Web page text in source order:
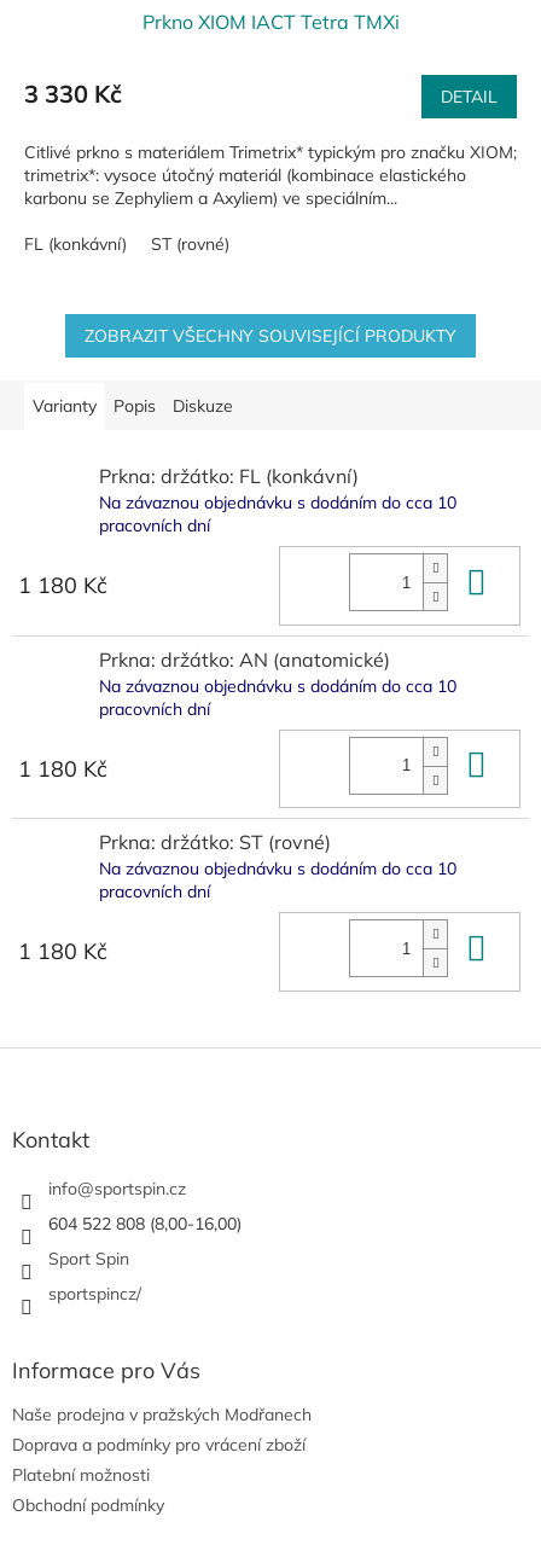
Prkno XIOM IACT Tetra TMXi
3 330 Kč DETAIL
Citlivé prkno s materiálem Trimetrix* typickým pro značku XIOM;
trimetrix*: vysoce útočný materiál (kombinace elastického
karbonu se Zephyliem a Axyliem) ve speciálním...
FL (konkávní) ST (rovné)
ZOBRAZIT VŠECHNY SOUVISEJÍCÍ PRODUKTY
Varianty Popis Diskuze
Prkna: držátko: FL (konkávní)
Na závaznou objednávku s dodáním do cca 10
pracovních dní
1 180 Kč
Prkna: držátko: AN (anatomické)
Na závaznou objednávku s dodáním do cca 10
pracovních dní
1 180 Kč
Prkna: držátko: ST (rovné)
Na závaznou objednávku s dodáním do cca 10
pracovních dní
1 180 Kč
Z
Kontakt
info@sportspin.cz
604 522 808 (8,00-16,00)
Sport Spin
sportspincz/
Informace pro Vás
Naše prodejna v pražských Modřanech
Doprava a podmínky pro vrácení zboží
Platební možnosti
Obchodní podmínky